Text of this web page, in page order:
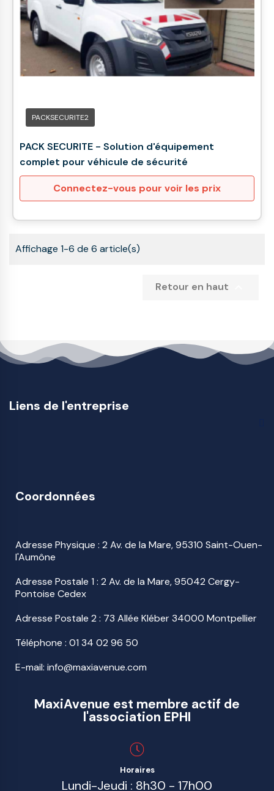
PACKSECURITE2
PACK SECURITE - Solution d'équipement
complet pour véhicule de sécurité
Connectez-vous pour voir les prix
Affichage 1-6 de 6 article(s)
Retour en haut
Liens de l'entreprise
Coordonnées
Adresse Physique : 2 Av. de la Mare, 95310 Saint-Ouen-
l'Aumône
Adresse Postale 1 : 2 Av. de la Mare, 95042 Cergy-
Pontoise Cedex
Adresse Postale 2 : 73 Allée Kléber 34000 Montpellier
Téléphone : 01 34 02 96 50
E-mail: info@maxiavenue.com
MaxiAvenue est membre actif de
l'association EPHI
Horaires
Lundi-Jeudi : 8h30 - 17h00